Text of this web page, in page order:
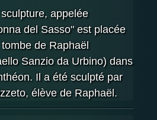
appelée
del Sasso" est placée
de Raphaël
Sanzio da Urbino) dans
Il a été sculpté par
élève de Raphaël.